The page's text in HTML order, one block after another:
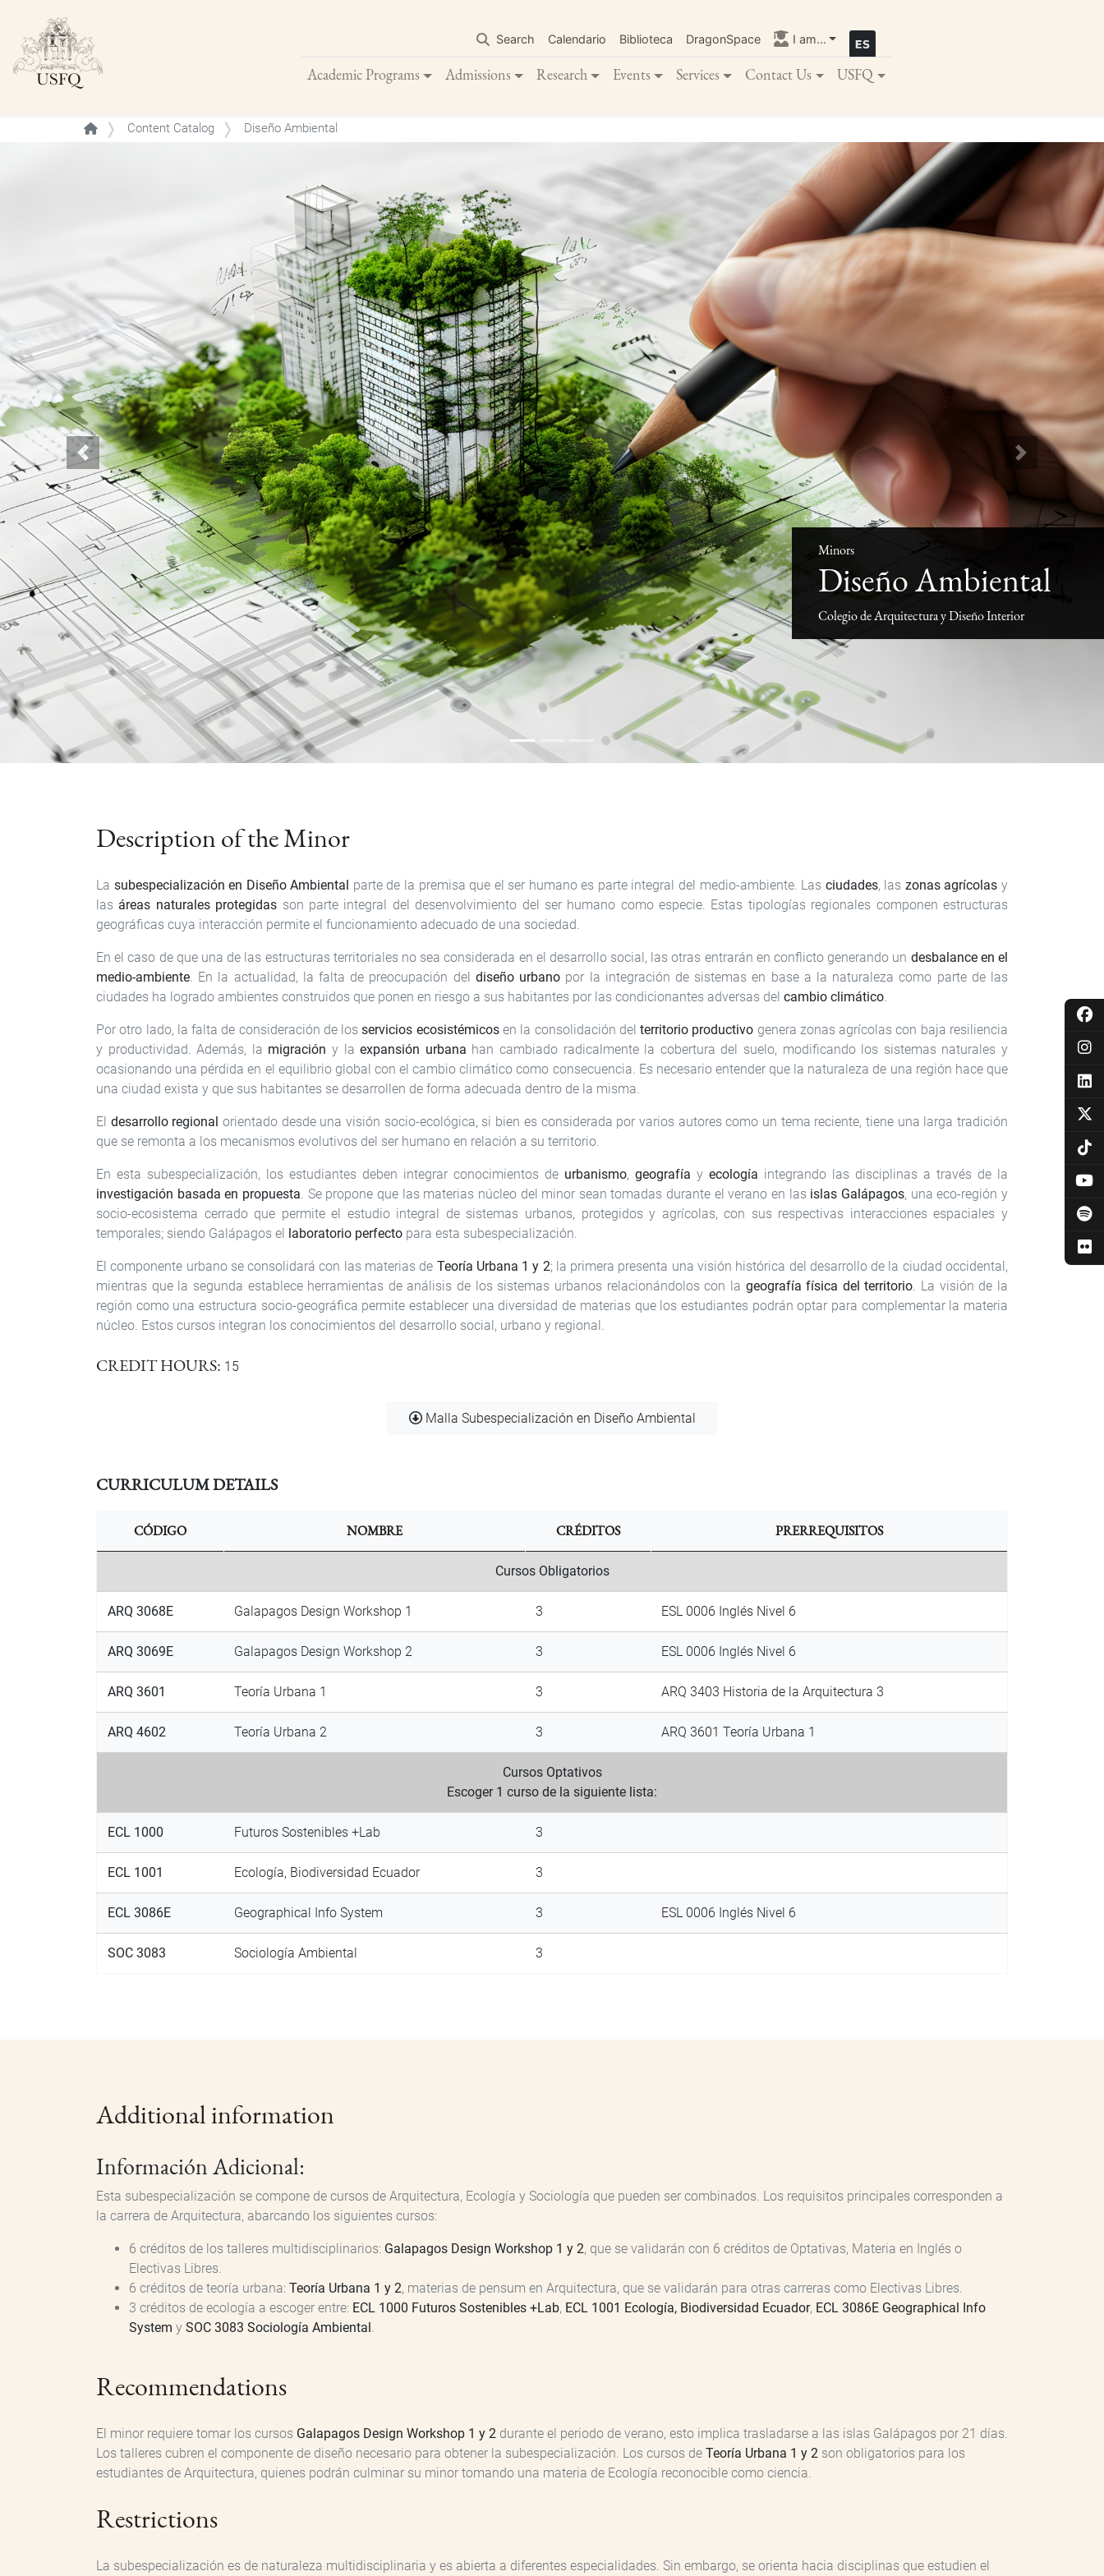
main
content
Search Calendario Biblioteca DragonSpace I am...
Academic Programs Admissions Research Events Services Contact Us USFQ
Content Catalog Diseño Ambiental
Previous Next
Minors
Diseño Ambiental
Colegio de Arquitectura y Diseño Interior
Description of the Minor
La subespecialización en Diseño Ambiental parte de la premisa que el ser humano es parte integral del medio-ambiente. Las ciudades, las zonas agrícolas y
las áreas naturales protegidas son parte integral del desenvolvimiento del ser humano como especie. Estas tipologías regionales componen estructuras
geográficas cuya interacción permite el funcionamiento adecuado de una sociedad.
En el caso de que una de las estructuras territoriales no sea considerada en el desarrollo social, las otras entrarán en conflicto generando un desbalance en el
medio-ambiente. En la actualidad, la falta de preocupación del diseño urbano por la integración de sistemas en base a la naturaleza como parte de las
ciudades ha logrado ambientes construidos que ponen en riesgo a sus habitantes por las condicionantes adversas del cambio climático.
Por otro lado, la falta de consideración de losservicios ecosistémicosen la consolidación delterritorio productivo genera zonas agrícolas con baja resiliencia
y productividad. Además, la migración y laexpansión urbana han cambiado radicalmente la cobertura del suelo, modificando los sistemas naturales y
ocasionando una pérdida en el equilibrio global con el cambio climático como consecuencia. Es necesario entender que la naturaleza de una región hace que
una ciudad exista y que sus habitantes se desarrollen de forma adecuada dentro de la misma.
El desarrollo regional orientado desde una visión socio-ecológica, si bien es considerada por varios autores como un tema reciente, tiene una larga tradición
que se remonta a los mecanismos evolutivos del ser humano en relación a su territorio.
En esta subespecialización, los estudiantes deben integrar conocimientos de urbanismo, geografía y ecología integrando las disciplinas a través de la
investigación basada en propuesta. Se propone que las materias núcleo del minor sean tomadas durante el verano en las islas Galápagos, una eco-región y
socio-ecosistema cerrado que permite el estudio integral de sistemas urbanos, protegidos y agrícolas, con sus respectivas interacciones espaciales y
temporales; siendo Galápagos el
laboratorio perfecto para esta subespecialización.
El componente urbano se consolidará con las materias de Teoría Urbana 1 y 2; la primera presenta una visión histórica del desarrollo de la ciudad occidental,
mientras que la segunda establece herramientas de análisis de los sistemas urbanos relacionándolos con la geografía física del territorio. La visión de la
región como una estructura socio-geográfica permite establecer una diversidad de materias que los estudiantes podrán optar para complementar la materia
núcleo. Estos cursos integran los conocimientos del desarrollo social, urbano y regional.
CREDIT HOURS 15
Document
Malla Subespecialización en Diseño Ambiental
CURRICULUM DETAILS
CÓDIGO NOMBRE CRÉDITOS PRERREQUISITOS
Cursos Obligatorios
ARQ 3068E Galapagos Design Workshop 1 3 ESL 0006 Inglés Nivel 6
ARQ 3069E Galapagos Design Workshop 2 3 ESL 0006 Inglés Nivel 6
ARQ 3601 Teoría Urbana 1 3 ARQ 3403 Historia de la Arquitectura 3
ARQ 4602 Teoría Urbana 2 3 ARQ 3601 Teoría Urbana 1
Cursos Optativos
Escoger 1 curso de la siguiente lista:
ECL 1000 Futuros Sostenibles +Lab 3
ECL 1001 Ecología, Biodiversidad Ecuador 3
ECL 3086E Geographical Info System 3 ESL 0006 Inglés Nivel 6
SOC 3083 Sociología Ambiental 3
Additional information
Información Adicional:
Esta subespecialización se compone de cursos de Arquitectura, Ecología y Sociología que pueden ser combinados. Los requisitos principales corresponden a
la carrera de Arquitectura, abarcando los siguientes cursos:
6 créditos de los talleres multidisciplinarios: Galapagos Design Workshop 1 y 2, que se validarán con 6 créditos de Optativas, Materia en Inglés o
Electivas Libres.
6 créditos de teoría urbana: Teoría Urbana 1 y 2, materias de pensum en Arquitectura, que se validarán para otras carreras como Electivas Libres.
3 créditos de ecología a escoger entre: ECL 1000 Futuros Sostenibles +Lab, ECL 1001 Ecología, Biodiversidad Ecuador, ECL 3086E Geographical Info
System y SOC 3083 Sociología Ambiental
Recommendations
El minor requiere tomar los cursos Galapagos Design Workshop 1 y 2 durante el periodo de verano, esto implica trasladarse a las islas Galápagos por 21 días.
Los talleres cubren el componente de diseño necesario para obtener la subespecialización. Los cursos de Teoría Urbana 1 y 2 son obligatorios para los
estudiantes de Arquitectura, quienes podrán culminar su minor tomando una materia de Ecología reconocible como ciencia.
Restrictions
La subespecialización es de naturaleza multidisciplinaria y es abierta a diferentes especialidades. Sin embargo, se orienta hacia disciplinas que estudien el